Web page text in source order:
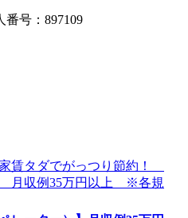
号：897109